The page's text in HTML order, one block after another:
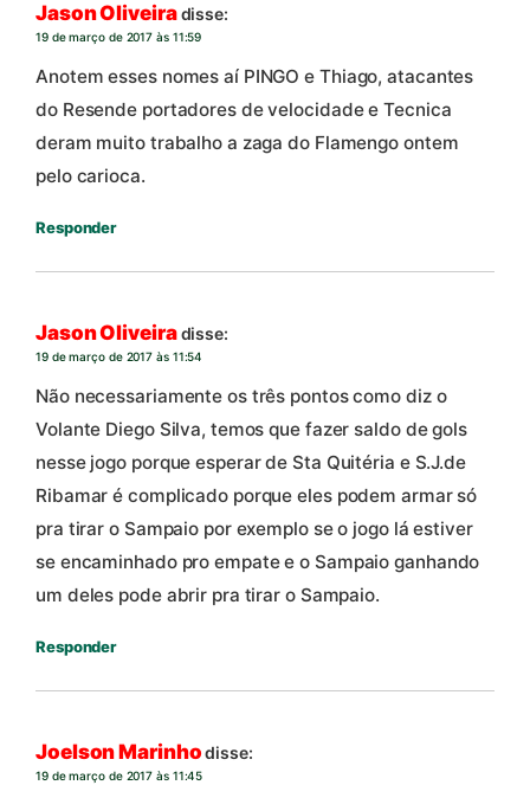
Jason Oliveiradisse:
19 de março de 2017 às 11:59
Anotem esses nomes aí PINGO e Thiago, atacantes
do Resende portadores de velocidade e Tecnica
deram muito trabalho a zaga do Flamengo ontem
pelo carioca.
Responder
Jason Oliveiradisse:
19 de março de 2017 às 11:54
Não necessariamente os três pontos como diz o
Volante Diego Silva, temos que fazer saldo de gols
nesse jogo porque esperar de Sta Quitéria e S.J.de
Ribamar é complicado porque eles podem armar só
pra tirar o Sampaio por exemplo se o jogo lá estiver
se encaminhado pro empate e o Sampaio ganhando
um deles pode abrir pra tirar o Sampaio.
Responder
Joelson Marinho disse:
19 de março de 2017 às 11:45